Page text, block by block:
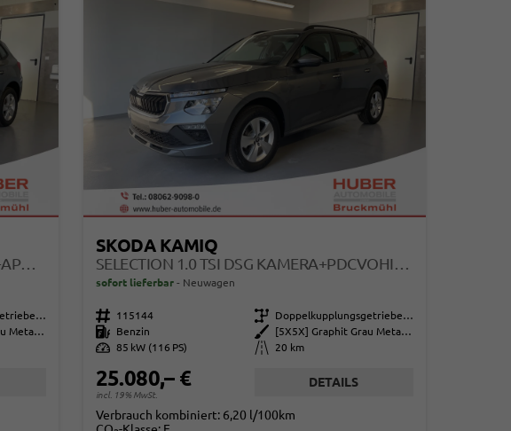
1.0 TSI DSG AHK+ALU16+SITZHEIZUNG+APPCONNECT+GV5+LED+NEBEL+KLIMA
Doppelkupplungsgetriebe (DSG)
[5X5X] Graphit Grau Metallic
SKODA KAMIQ
SELECTION 1.0 TSI DSG KAMERA+PDCVOHI+SITZHEIZUNG+APPCONNECT+SUNSET+ALU16
sofort lieferbar Neuwagen
Fahrzeugnr. 115144 Getriebe
Doppelkupplungsgetriebe (DSG)
Kraftstoff
Benzin Außenfarbe
[5X5X] Graphit Grau Metallic
Leistung 85 kW (116 PS) Kilometerstand 20 km
25.080,– €
incl. 19% MwSt.
DETAILS
Verbrauch kombiniert: 6,20 l/100km